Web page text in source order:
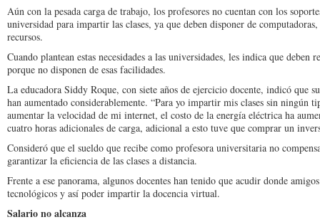
Aún con la pesada carga de trabajo, los profesores no cuentan con los
universidad para impartir las clases, ya que deben disponer de
recursos.
Cuando plantean estas necesidades a las universidades, les indica que deben
porque no disponen de esas facilidades.
La educadora Siddy Roque, con siete años de ejercicio docente, indicó que
han aumentado considerablemente. “Para yo impartir mis clases sin ningún
aumentar la velocidad de mi internet, el costo de la energía eléctrica ha
cuatro horas adicionales de carga, adicional a esto tuve que comprar un
Consideró que el sueldo que recibe como profesora universitaria no
garantizar la eficiencia de las clases a distancia.
Frente a ese panorama, algunos docentes han tenido que acudir donde
tecnológicos y así poder impartir la docencia virtual.
Salario no alcanza